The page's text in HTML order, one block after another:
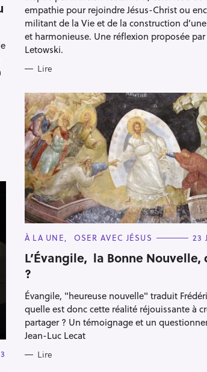
S
empathie pour rejoindre Jésus-Christ ou
militant de la Vie et de la construction
et harmonieuse. Une réflexion proposée
Letowski.
Lire
C
T
E
G
O
R
I
S
À LA UNE OSER AVEC JÉSUS 23
L’Évangile, la Bonne Nouvelle,
?
Évangile, "heureuse nouvelle" traduit
quelle est donc cette réalité réjouissante à
partager ? Un témoignage et un
Jean-Luc Lecat
Lire